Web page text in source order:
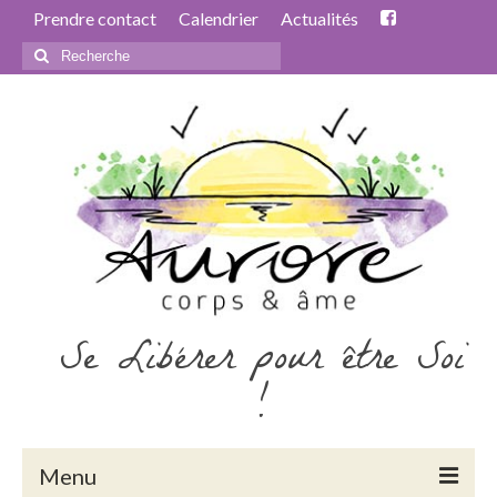
Prendre contact Calendrier Actualités
Rechercher
:
Se Libérer pour être Soi
!
Menu